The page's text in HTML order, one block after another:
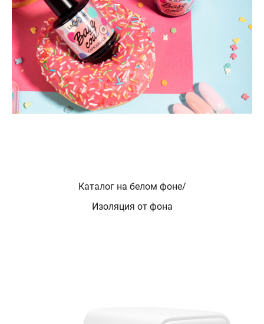
Каталог на белом фоне/
Изоляция от фона